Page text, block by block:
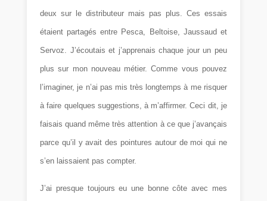
deux sur le distributeur mais pas plus. Ces essais
étaient partagés entre Pesca, Beltoise, Jaussaud et
Servoz. J’écoutais et j’apprenais chaque jour un peu
plus sur mon nouveau métier. Comme vous pouvez
l’imaginer, je n’ai pas mis très longtemps à me risquer
à faire quelques suggestions, à m’affirmer. Ceci dit, je
faisais quand même très attention à ce que j’avançais
parce qu’il y avait des pointures autour de moi qui ne
s’en laissaient pas compter.
J’ai presque toujours eu une bonne côte avec mes